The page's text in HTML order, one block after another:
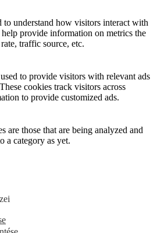
to understand how visitors interact with
provide information on metrics the
traffic source, etc.
to provide visitors with relevant ads
cookies track visitors across
to provide customized ads.
are those that are being analyzed and
a category as yet.